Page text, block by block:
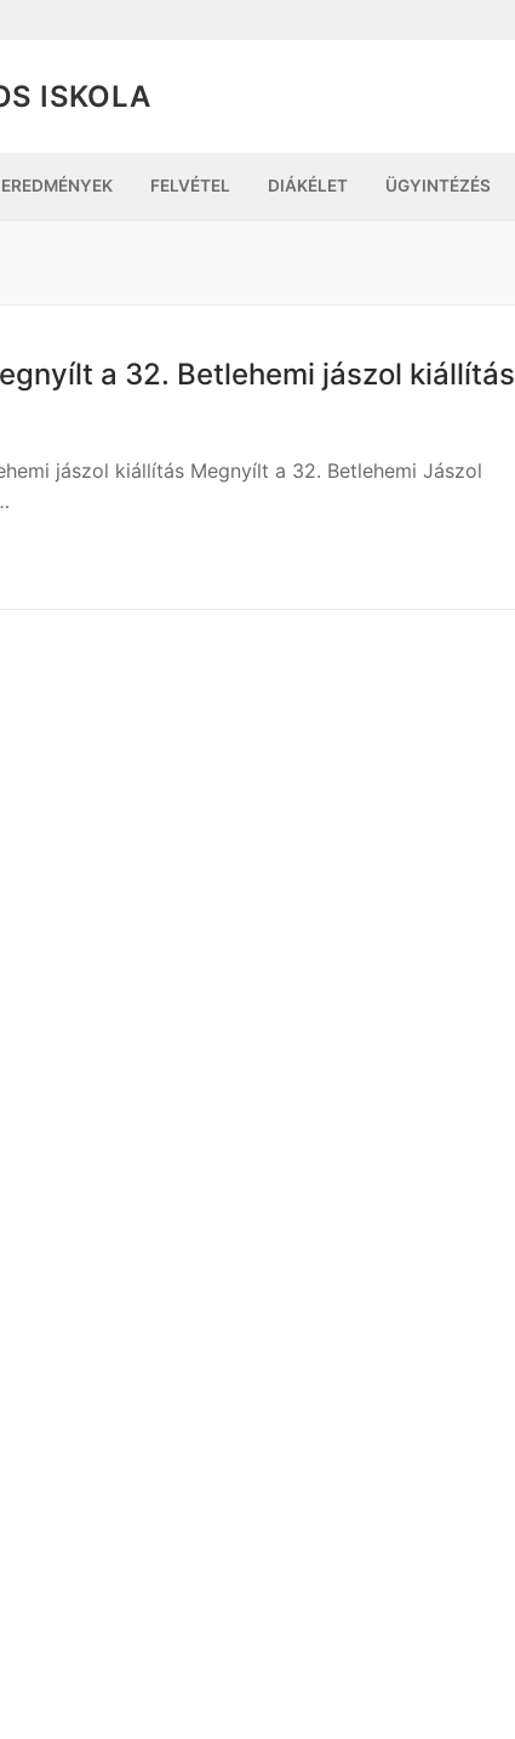
ISKOLA
EREDMÉNYEK FELVÉTEL DIÁKÉLET ÜGYINTÉZÉS
a 32. Betlehemi jászol kiállítás
jászol kiállítás Megnyílt a 32. Betlehemi Jászol